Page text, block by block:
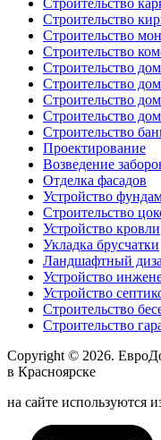
Строительство
Строительство
Строительство
Строительство
Строительство
Строительство
Строительство
Строительство
Проектирование
Возведение
Отделка фасадов
Устройство
Строительство
Устройство кровли
Укладка брусчатки
Ландшафтный
Устройство
Устройство
Строительство
Строительство
Copyright © 2026.
в Красноярске
на сайте используются